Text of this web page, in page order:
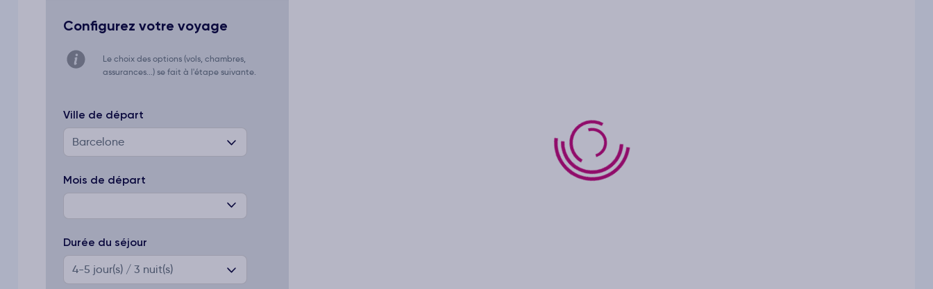
Configurez votre voyage
Le choix des options (vols, chambres,
assurances...) se fait à l'étape suivante.
Ville de départ
Barcelone
Mois de départ
Durée du séjour
4-5 jour(s) / 3 nuit(s)